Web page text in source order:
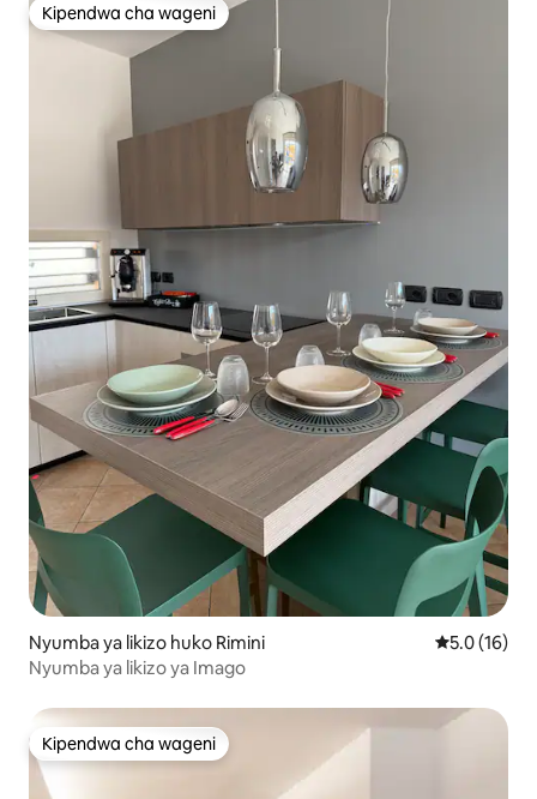
Kipendwa cha wageni
Kipendwa cha wageni
Nyumba ya likizo huko Rimini Ukadiriaji
5.0 (16)
Nyumba ya likizo ya Imago
Kipendwa cha wageni
Kipendwa cha wageni